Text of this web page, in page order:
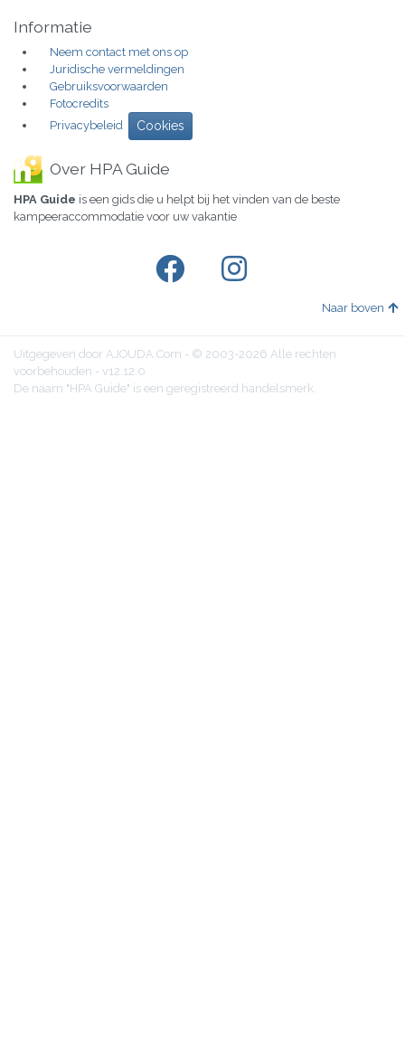
Informatie
Neem contact met ons op
Juridische vermeldingen
Gebruiksvoorwaarden
Fotocredits
Privacybeleid
Cookies
Over HPA Guide
HPA Guide is een gids die u helpt bij het vinden van de beste
kampeeraccommodatie voor uw vakantie
Naar boven
Uitgegeven door AJOUDA.Com - © 2003-2026 Alle rechten
voorbehouden - v12.12.0
De naam "HPA Guide" is een geregistreerd handelsmerk.